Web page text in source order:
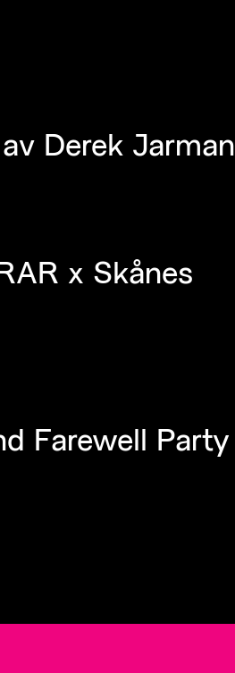
Derek Jarman
x Skånes
Farewell Party